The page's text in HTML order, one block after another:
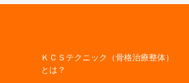
ＫＣＳテクニック（骨格治療整体）
とは？